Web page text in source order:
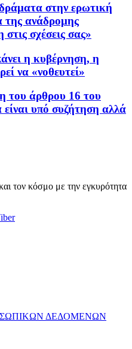
στην ερωτική
της ανάδρομης
σχέσεις σας»
η κυβέρνηση, η
να «νοθευτεί»
του άρθρου 16 του
υπό συζήτηση αλλά
τον κόσμο με την εγκυρότητα
ΔΕΔΟΜΕΝΩΝ